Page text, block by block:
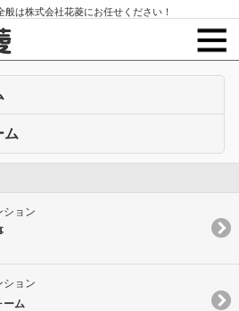
般は株式会社花菱にお任せください！
ム
ション
ション
ーム